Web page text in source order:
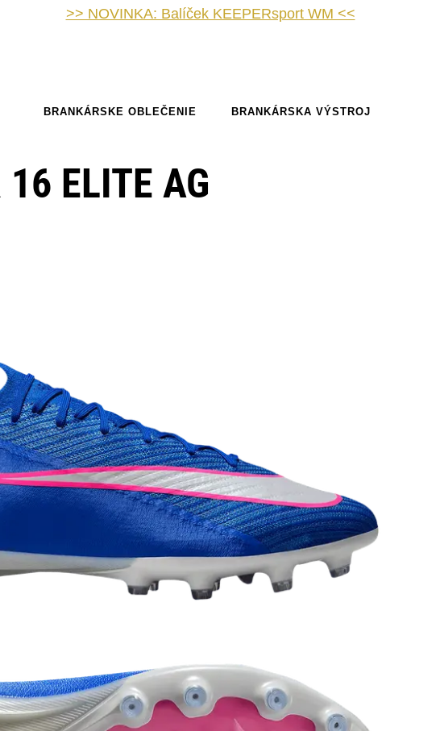
>> NOVINKA: Balíček KEEPERsport WM <<
BRANKÁRSKE OBLEČENIE BRANKÁRSKA VÝSTROJ
ELITE AG